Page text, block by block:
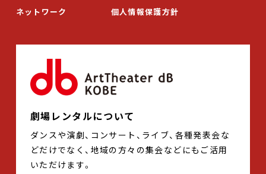
ネットワーク
個人情報保護方針
劇場レンタルについて
ダンスや演劇、コンサート、ライブ、各種発表会な
どだけでなく、地域の方々の集会などにもご活用
いただけます。